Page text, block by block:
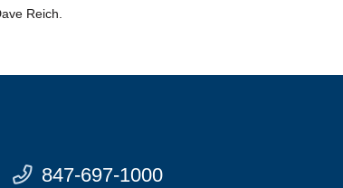
Reich.
847-697-1000